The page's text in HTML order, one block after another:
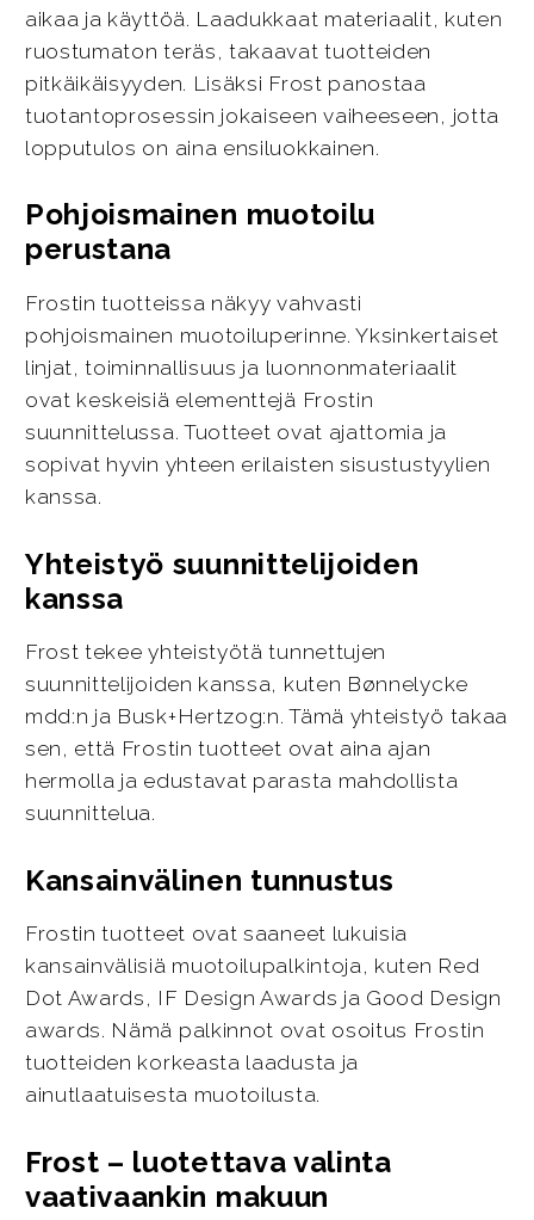
aikaa ja käyttöä. Laadukkaat materiaalit, kuten
ruostumaton teräs, takaavat tuotteiden
pitkäikäisyyden. Lisäksi Frost panostaa
tuotantoprosessin jokaiseen vaiheeseen, jotta
lopputulos on aina ensiluokkainen.
Pohjoismainen muotoilu
perustana
Frostin tuotteissa näkyy vahvasti
pohjoismainen muotoiluperinne. Yksinkertaiset
linjat, toiminnallisuus ja luonnonmateriaalit
ovat keskeisiä elementtejä Frostin
suunnittelussa. Tuotteet ovat ajattomia ja
sopivat hyvin yhteen erilaisten sisustustyylien
kanssa.
Yhteistyö suunnittelijoiden
kanssa
Frost tekee yhteistyötä tunnettujen
suunnittelijoiden kanssa, kuten Bønnelycke
mdd:n ja Busk+Hertzog:n. Tämä yhteistyö takaa
sen, että Frostin tuotteet ovat aina ajan
hermolla ja edustavat parasta mahdollista
suunnittelua.
Kansainvälinen tunnustus
Frostin tuotteet ovat saaneet lukuisia
kansainvälisiä muotoilupalkintoja, kuten Red
Dot Awards, IF Design Awards ja Good Design
awards. Nämä palkinnot ovat osoitus Frostin
tuotteiden korkeasta laadusta ja
ainutlaatuisesta muotoilusta.
Frost – luotettava valinta
vaativaankin makuun